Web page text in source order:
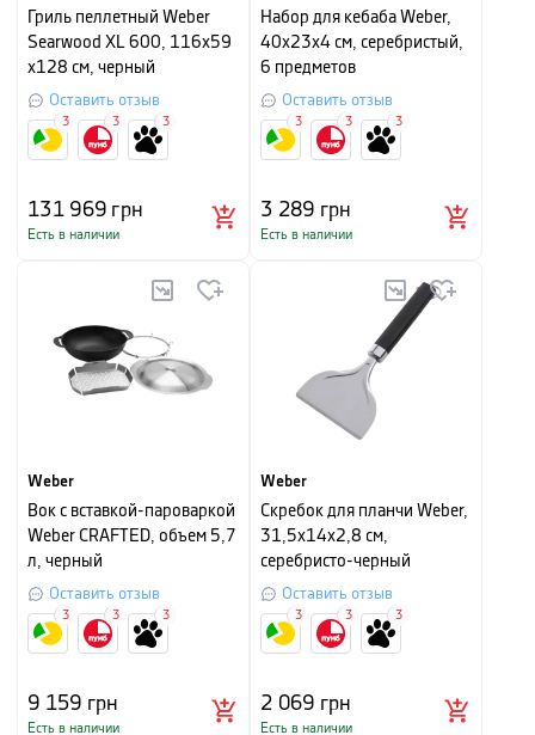
Гриль пеллетный Weber
Searwood XL 600, 116x59
x128 см, черный
Оставить отзыв
131 969 грн
Есть в наличии
3 3 3
Набор для кебаба Weber,
40х23х4 см, серебристый,
6 предметов
Оставить отзыв
3 289 грн
Есть в наличии
3 3 3
Weber
Вок с вставкой-пароваркой
Weber CRAFTED, объем 5,7
л, черный
Оставить отзыв
9 159 грн
Есть в наличии
3 3 3
Weber
Скребок для планчи Weber,
31,5х14х2,8 см,
серебристо-черный
Оставить отзыв
2 069 грн
Есть в наличии
3 3 3